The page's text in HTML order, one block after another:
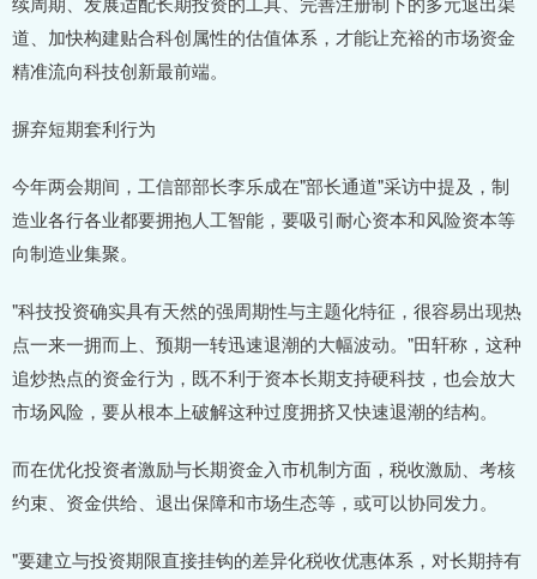
道、加快构建贴合科创属性的估值体系，才能让充裕的市场资金
精准流向科技创新最前端。
摒弃短期套利行为
今年两会期间，工信部部长李乐成在"部长通道"采访中提及，制
造业各行各业都要拥抱人工智能，要吸引耐心资本和风险资本等
向制造业集聚。
"科技投资确实具有天然的强周期性与主题化特征，很容易出现热
点一来一拥而上、预期一转迅速退潮的大幅波动。"田轩称，这种
追炒热点的资金行为，既不利于资本长期支持硬科技，也会放大
市场风险，要从根本上破解这种过度拥挤又快速退潮的结构。
而在优化投资者激励与长期资金入市机制方面，税收激励、考核
约束、资金供给、退出保障和市场生态等，或可以协同发力。
"要建立与投资期限直接挂钩的差异化税收优惠体系，对长期持有